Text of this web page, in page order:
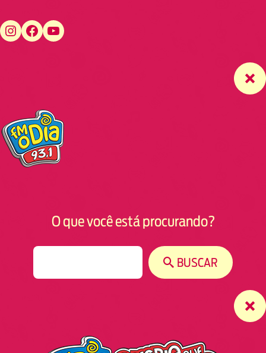
https://www.instagram.com/fmodiamanaus/ https://www.facebook.com/fmodiamanaus https://www.youtube.com/user/radiofmodia
O que você está procurando?
BUSCAR